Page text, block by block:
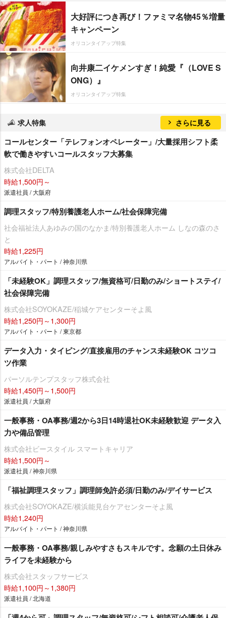
大好評につき再び！ファミマ名物45％増量
キャンペーン
オリコンタイアップ特集
向井康二イケメンすぎ！純愛『（LOVE S
ONG）』
オリコンタイアップ特集
求人特集 さらに見る
コールセンター「テレフォンオペレーター」/大量採用シフト柔
軟で働きやすいコールスタッフ大募集
株式会社DELTA
時給1,500円～
派遣社員 / 大阪府
調理スタッフ/特別養護老人ホーム/社会保障完備
社会福祉法人あゆみの国のなかま/特別養護老人ホーム しなの森のさ
と
時給1,225円
アルバイト・パート / 神奈川県
「未経験OK」調理スタッフ/無資格可/日勤のみ/ショートステイ/
社会保障完備
株式会社SOYOKAZE/稲城ケアセンターそよ風
時給1,250円～1,300円
アルバイト・パート / 東京都
データ入力・タイピング/直接雇用のチャンス未経験OK コツコ
ツ作業
パーソルテンプスタッフ株式会社
時給1,450円～1,500円
派遣社員 / 大阪府
一般事務・OA事務/週2から3日14時退社OK未経験歓迎 データ入
力や備品管理
株式会社ビースタイル スマートキャリア
時給1,500円～
派遣社員 / 神奈川県
「福祉調理スタッフ」調理師免許必須/日勤のみ/デイサービス
株式会社SOYOKAZE/横浜能見台ケアセンターそよ風
時給1,240円
アルバイト・パート / 神奈川県
一般事務・OA事務/親しみやすさもスキルです。念願の土日休み
ライフを未経験から
株式会社スタッフサービス
時給1,100円～1,380円
派遣社員 / 北海道